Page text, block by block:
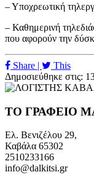
– Υποχρεωτική
– Καθημερινή
που αφορούν την
Share |
This
Δημοσιεύθηκε στις:
ΤΟ ΓΡΑΦΕΙΟ
Ελ. Βενιζέλου 29,
Καβάλα 65302
2510233166
info@dalkitsi.gr